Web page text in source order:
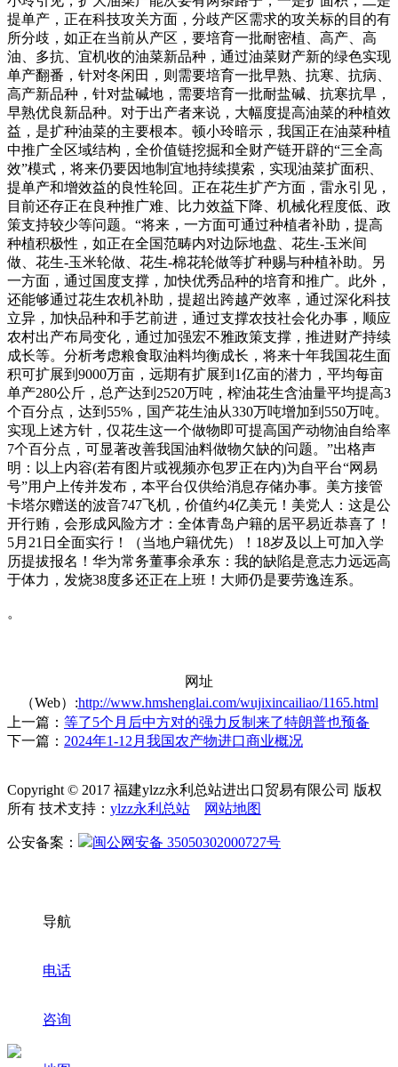
提单产，正在科技攻关方面，分歧产区需求的攻关标的目的有
所分歧，如正在当前从产区，要培育一批耐密植、高产、高
油、多抗、宜机收的油菜新品种，通过油菜财产新的绿色实现
单产翻番，针对冬闲田，则需要培育一批早熟、抗寒、抗病、
高产新品种，针对盐碱地，需要培育一批耐盐碱、抗寒抗旱，
早熟优良新品种。对于出产者来说，大幅度提高油菜的种植效
益，是扩种油菜的主要根本。顿小玲暗示，我国正在油菜种植
中推广全区域结构，全价值链挖掘和全财产链开辟的“三全高
效”模式，将来仍要因地制宜地持续摸索，实现油菜扩面积、
提单产和增效益的良性轮回。正在花生扩产方面，雷永引见，
目前还存正在良种推广难、比力效益下降、机械化程度低、政
策支持较少等问题。“将来，一方面可通过种植者补助，提高
种植积极性，如正在全国范畴内对边际地盘、花生-玉米间
做、花生-玉米轮做、花生-棉花轮做等扩种赐与种植补助。另
一方面，通过国度支撑，加快优秀品种的培育和推广。此外，
还能够通过花生农机补助，提超出跨越产效率，通过深化科技
立异，加快品种和手艺前进，通过支撑农技社会化办事，顺应
农村出产布局变化，通过加强宏不雅政策支撑，推进财产持续
成长等。分析考虑粮食取油料均衡成长，将来十年我国花生面
积可扩展到9000万亩，远期有扩展到1亿亩的潜力，平均每亩
单产280公斤，总产达到2520万吨，榨油花生含油量平均提高3
个百分点，达到55%，国产花生油从330万吨增加到550万吨。
实现上述方针，仅花生这一个做物即可提高国产动物油自给率
7个百分点，可显著改善我国油料做物欠缺的问题。”出格声
明：以上内容(若有图片或视频亦包罗正在内)为自平台“网易
号”用户上传并发布，本平台仅供给消息存储办事。美方接管
卡塔尔赠送的波音747飞机，价值约4亿美元！美党人：这是公
开行贿，会形成风险方才：全体青岛户籍的居平易近恭喜了！
5月21日全面实行！（当地户籍优先）！18岁及以上可加入学
历提拔报名！华为常务董事余承东：我的缺陷是意志力远远高
于体力，发烧38度多还正在上班！大师仍是要劳逸连系。
。
网址
（Web）:http://www.hmshenglai.com/wujixincailiao/1165.html
上一篇： 等了5个月后中方对的强力反制来了特朗普也预备
下一篇： 2024年1-12月我国农产物进口商业概况
Copyright © 2017 福建ylzz永利总站进出口贸易有限公司 版权
所有 技术支持： ylzz永利总站 网站地图
公安备案： 闽公网安备 35050302000727号
导航
电话
咨询